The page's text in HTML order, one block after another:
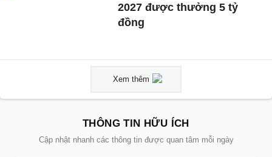
2027 được thưởng 5 tỷ
đồng
Xem thêm
THÔNG TIN HỮU ÍCH
Cập nhật nhanh các thông tin được quan tâm mỗi ngày